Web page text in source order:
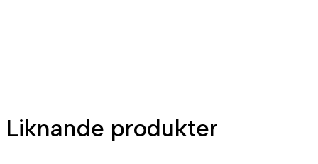
Liknande produkter